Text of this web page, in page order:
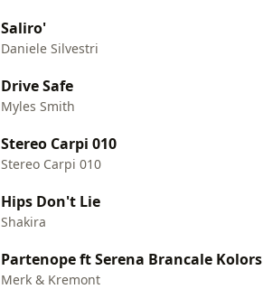
Saliro'
Daniele Silvestri
Drive Safe
Myles Smith
Stereo Carpi 010
Stereo Carpi 010
Hips Don't Lie
Shakira
Partenope ft Serena Brancale Kolors
Merk & Kremont